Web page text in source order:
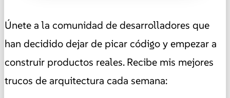
Únete a la comunidad de desarrolladores que
han decidido dejar de picar código y empezar a
construir productos reales. Recibe mis mejores
trucos de arquitectura cada semana: